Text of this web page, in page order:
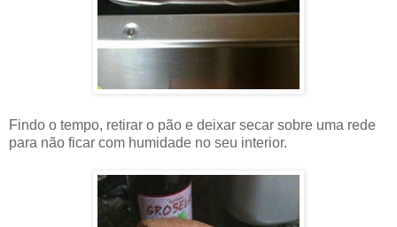
Findo o tempo, retirar o pão e deixar secar sobre uma rede
para não ficar com humidade no seu interior.